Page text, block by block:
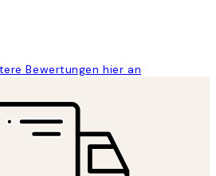
Bewertungen hier an